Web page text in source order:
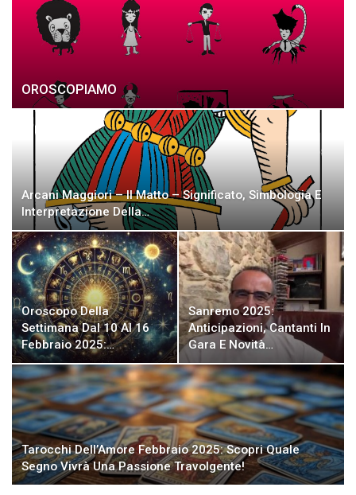
OROSCOPIAMO
Arcani Maggiori – Il Matto – Significato, Simbologia E
Interpretazione Della…
Oroscopo Della
Settimana Dal 10 Al 16
Febbraio 2025:…
Sanremo 2025:
Anticipazioni, Cantanti In
Gara E Novità…
Tarocchi Dell’Amore Febbraio 2025: Scopri Quale
Segno Vivrà Una Passione Travolgente!